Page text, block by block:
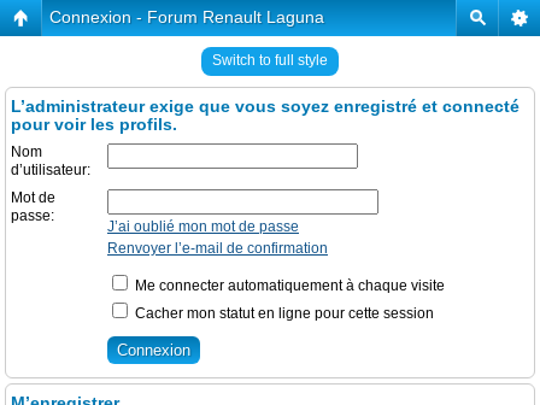
Connexion - Forum Renault Laguna
Switch to full style
L’administrateur exige que vous soyez enregistré et connecté
pour voir les profils.
Nom
d’utilisateur:
Mot de
passe:
J’ai oublié mon mot de passe
Renvoyer l’e-mail de confirmation
Me connecter automatiquement à chaque visite
Cacher mon statut en ligne pour cette session